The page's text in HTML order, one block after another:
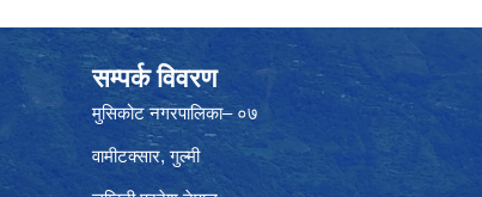
सम्पर्क विवरण
मुसिकोट नगरपालिका– ०७
वामीटक्सार, गुल्मी